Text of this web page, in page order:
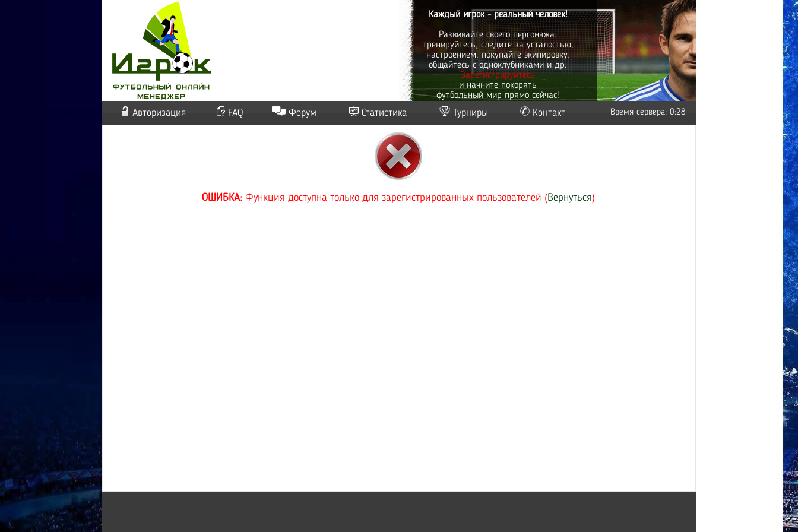
Каждый игрок - реальный человек!
Развивайте своего персонажа:
тренируйтесь, следите за усталостью,
настроением, покупайте экипировку,
общайтесь с одноклубниками и др.
Зарегистрируйтесь
и начните покорять
футбольный мир прямо сейчас!
Авторизация FAQ Форум Статистика Турниры Контакт Время сервера: 0:28
ОШИБКА: Функция доступна только для зарегистрированных пользователей (Вернуться)